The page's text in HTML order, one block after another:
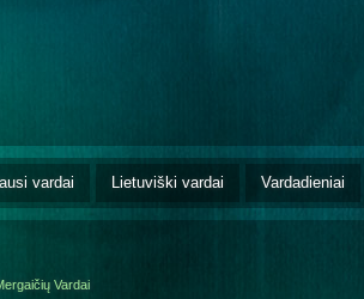
vardai Lietuviški vardai Vardadieniai
Vardai